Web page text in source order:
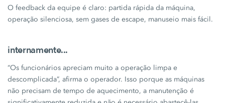
O feedback da equipe é claro: partida rápida da máquina,
operação silenciosa, sem gases de escape, manuseio mais fácil.
internamente...
“Os funcionários apreciam muito a operação limpa e
descomplicada”, afirma o operador. Isso porque as máquinas
não precisam de tempo de aquecimento, a manutenção é